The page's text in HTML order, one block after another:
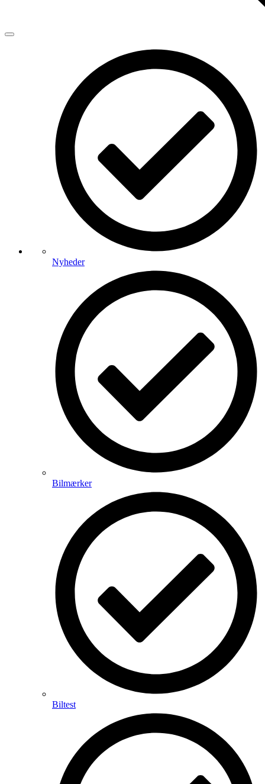
Nyheder
Bilmærker
Biltest